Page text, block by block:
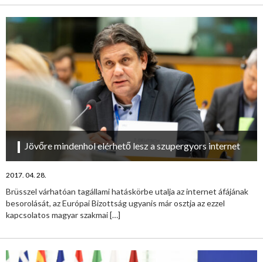
Jövőre mindenhol elérhető lesz a szupergyors internet
2017. 04. 28.
Brüsszel várhatóan tagállami hatáskörbe utalja az internet áfájának
besorolását, az Európai Bizottság ugyanis már osztja az ezzel
kapcsolatos magyar szakmai[…]